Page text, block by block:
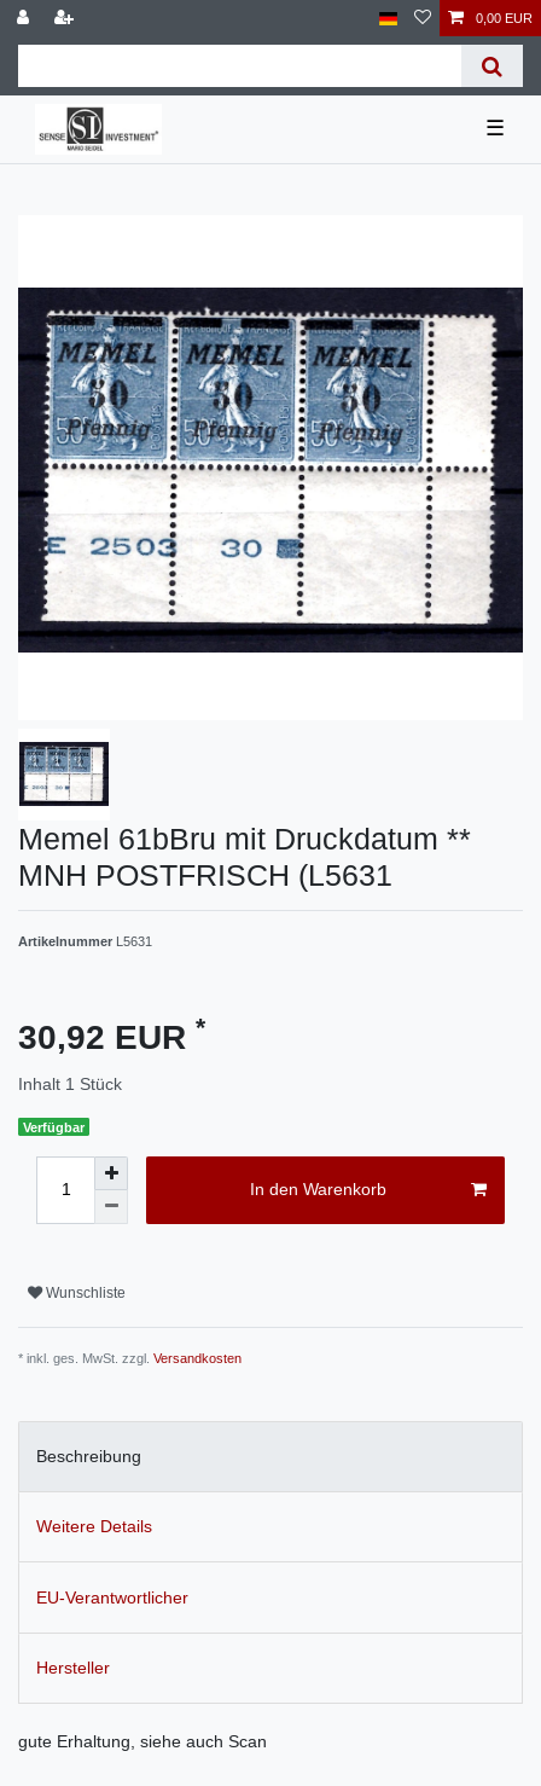
0,00 EUR
☰
Memel 61bBru mit Druckdatum **
MNH POSTFRISCH (L5631
Artikelnummer L5631
30,92 EUR *
Inhalt 1 Stück
Verfügbar
In den Warenkorb
Wunschliste
* inkl. ges. MwSt. zzgl. Versandkosten
Beschreibung
Weitere Details
EU-Verantwortlicher
Hersteller
gute Erhaltung, siehe auch Scan